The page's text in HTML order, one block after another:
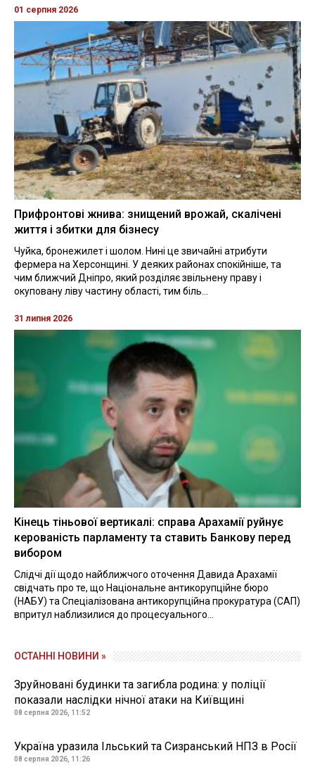
01 серпня 2026
Прифронтові жнива: знищений врожай, скалічені
життя і збитки для бізнесу
Чуйка, бронежилет і шолом. Нині це звичайні атрибути
фермера на Херсонщині. У деяких районах спокійніше, та
чим ближчий Дніпро, який розділяє звільнену праву і
окуповану ліву частину області, тим біль...
31 липня 2026
Кінець тіньової вертикалі: справа Арахамії руйнує
керованість парламенту та ставить Банкову перед
вибором
Слідчі дії щодо найближчого оточення Давида Арахамії
свідчать про те, що Національне антикорупційне бюро
(НАБУ) та Спеціалізована антикорупційна прокуратура (САП)
впритул наблизилися до процесуального...
ОСТАННІ НОВИНИ »
Зруйновані будинки та загибла родина: у поліції
показали наслідки нічної атаки на Київщині
08 серпня 2026, 11:52
Україна уразила Ільський та Сизранський НПЗ в Росії
08 серпня 2026, 11:26